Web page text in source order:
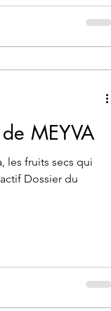
MEYVA
les fruits secs qui
Dossier du